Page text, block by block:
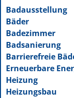
Badausstellung
Bäder
Badezimmer
Badsanierung
Barrierefreie
Erneuerbare
Heizung
Heizungsbau